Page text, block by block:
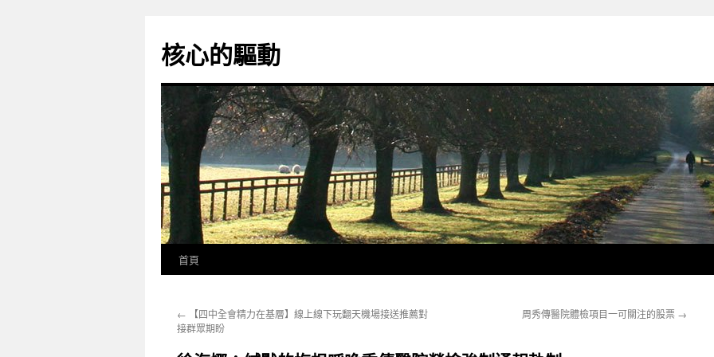
主
要
核心的驅動
首頁
← 【四中全會精力在基層】線上線下玩翻天機場接送推薦對
接群眾期盼
周秀傳醫院體檢項目一可關注的股票 →